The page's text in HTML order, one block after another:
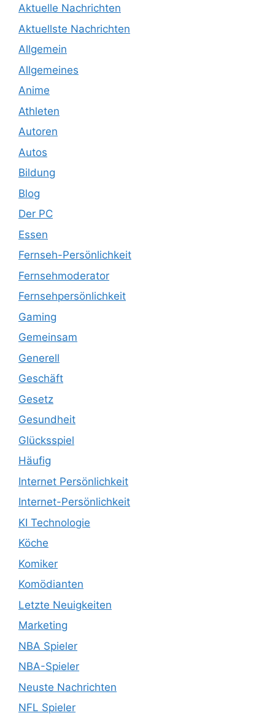
Aktuelle Nachrichten
Aktuellste Nachrichten
Allgemein
Allgemeines
Anime
Athleten
Autoren
Autos
Bildung
Blog
Der PC
Essen
Fernseh-Persönlichkeit
Fernsehmoderator
Fernsehpersönlichkeit
Gaming
Gemeinsam
Generell
Geschäft
Gesetz
Gesundheit
Glücksspiel
Häufig
Internet Persönlichkeit
Internet-Persönlichkeit
KI Technologie
Köche
Komiker
Komödianten
Letzte Neuigkeiten
Marketing
NBA Spieler
NBA-Spieler
Neuste Nachrichten
NFL Spieler